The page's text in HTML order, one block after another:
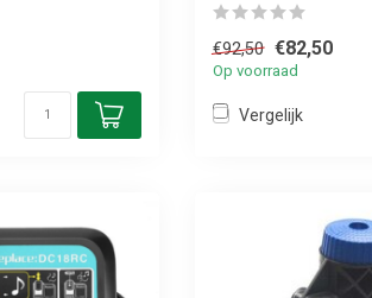
€92,50 €82,50
Op voorraad
Vergelijk